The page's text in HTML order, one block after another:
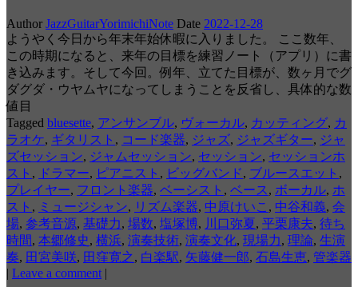
Author JazzGuitarYorimichiNote Date 2022-12-28
ようやく今日から年末年始休暇に入りました。 ここ数年、
この時期になると、来年の目標を練習ノート（アプリ）に書
き込みます。そして今回。例年、立てた目標が、数ヶ月でグ
ダグダ・ウヤムヤになってしまうことを反省し、具体的な数
値目
Tagged bluesette, アンサンブル, ヴォーカル, カッティング, カ
ラオケ, ギタリスト , コード楽器, ジャズ, ジャズギター, ジャ
ズセッション, ジャムセッション, セッション, セッションホ
スト , ドラマー, ピアニスト , ビッグバンド, ブルースエット ,
プレイヤー, フロント楽器, ベーシスト , ベース , ボーカル, ホ
スト , ミュージシャン, リズム楽器, 中原けいこ , 中谷和義, 会
場, 参考音源, 基礎力, 場数, 塩塚博, 川口弥夏, 平栗康夫, 待ち
時間, 本郷修史, 横浜, 演奏技術, 演奏文化, 現場力, 理論, 生演
奏, 田宮美咲, 田窪寛之, 白楽駅, 矢藤健一郎, 石島生恵, 管楽器
| Leave a comment |